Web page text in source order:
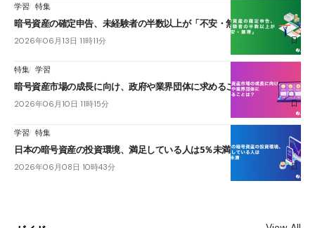
学習 特集
暗号資産の確定申告、未経験者の半数以上が「不安・無理」
2026年06月13日 11時11分
特集 学習
暗号資産市場の成長に向け、政府や業界団体に求めることは？
2026年06月10日 11時15分
学習 特集
日本の暗号資産の投資環境、満足している人は5％未満
2026年06月08日 10時43分